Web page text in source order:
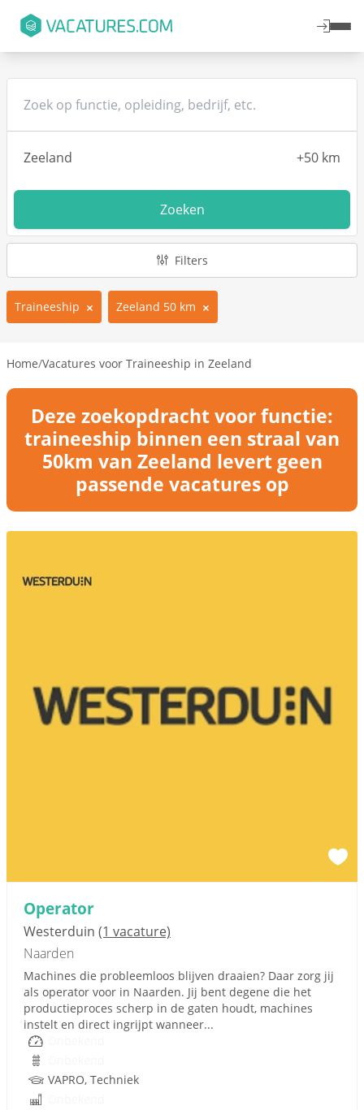
Zoeken
Filters
Traineeship Zeeland 50 km
Home/Vacatures voor Traineeship in Zeeland
Deze zoekopdracht voor functie:
traineeship binnen een straal van
50km van Zeeland levert geen
passende vacatures op
Operator
Westerduin (1 vacature)
Naarden
Machines die probleemloos blijven draaien? Daar zorg jij
als operator voor in Naarden. Jij bent degene die het
productieproces scherp in de gaten houdt, machines
instelt en direct ingrijpt wanneer...
VAPRO, Techniek